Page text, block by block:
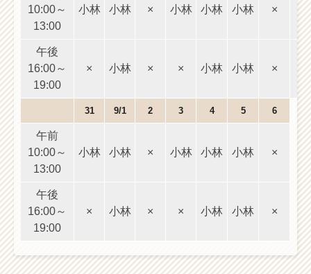
10:00～
13:00
小林 小林 × 小林 小林 小林 ×
午後
16:00～
19:00
× 小林 × × 小林 小林 ×
31 9/1 2 3 4 5 6
午前
10:00～
13:00
小林 小林 × 小林 小林 小林 ×
午後
16:00～
19:00
× 小林 × × 小林 小林 ×